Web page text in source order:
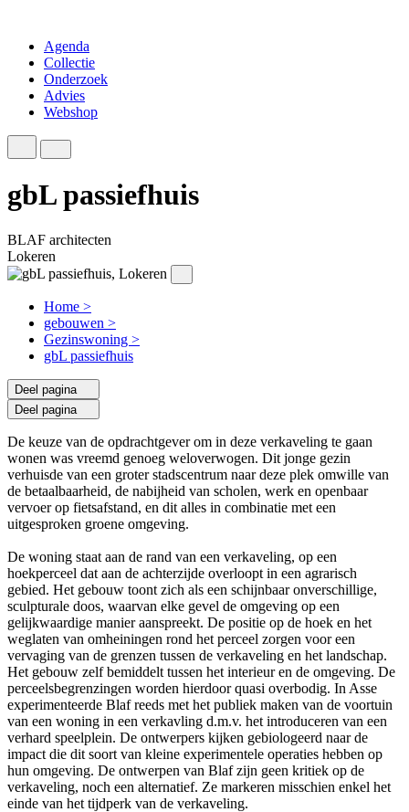
Agenda
Collectie
Onderzoek
Advies
Webshop
gbL passiefhuis
BLAF architecten
Lokeren
Home >
gebouwen >
Gezinswoning >
gbL passiefhuis
Deel pagina
Deel pagina
De keuze van de opdrachtgever om in deze verkaveling te gaan
wonen was vreemd genoeg weloverwogen. Dit jonge gezin
verhuisde van een groter stadscentrum naar deze plek omwille van
de betaalbaarheid, de nabijheid van scholen, werk en openbaar
vervoer op fietsafstand, en dit alles in combinatie met een
uitgesproken groene omgeving.
De woning staat aan de rand van een verkaveling, op een
hoekperceel dat aan de achterzijde overloopt in een agrarisch
gebied. Het gebouw toont zich als een schijnbaar onverschillige,
sculpturale doos, waarvan elke gevel de omgeving op een
gelijkwaardige manier aanspreekt. De positie op de hoek en het
weglaten van omheiningen rond het perceel zorgen voor een
vervaging van de grenzen tussen de verkaveling en het landschap.
Het gebouw zelf bemiddelt tussen het interieur en de omgeving. De
perceelsbegrenzingen worden hierdoor quasi overbodig. In Asse
experimenteerde Blaf reeds met het publiek maken van de voortuin
van een woning in een verkavling d.m.v. het introduceren van een
verhard speelplein. De ontwerpers kijken gebiologeerd naar de
impact die dit soort van kleine experimentele operaties hebben op
hun omgeving. De ontwerpen van Blaf zijn geen kritiek op de
verkaveling, noch een alternatief. Ze markeren misschien enkel het
einde van het tijdperk van de verkaveling.